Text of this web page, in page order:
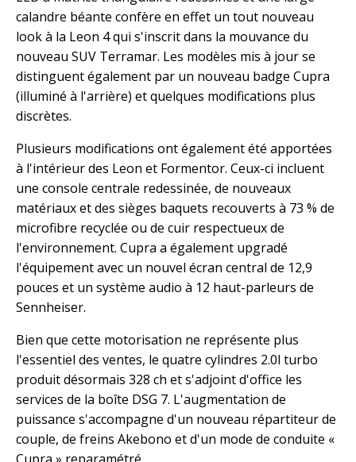
calandre béante confère en effet un tout nouveau
look à la Leon 4 qui s'inscrit dans la mouvance du
nouveau SUV Terramar. Les modèles mis à jour se
distinguent également par un nouveau badge Cupra
(illuminé à l'arrière) et quelques modifications plus
discrètes.
Plusieurs modifications ont également été apportées
à l'intérieur des Leon et Formentor. Ceux-ci incluent
une console centrale redessinée, de nouveaux
matériaux et des sièges baquets recouverts à 73 % de
microfibre recyclée ou de cuir respectueux de
l'environnement. Cupra a également upgradé
l'équipement avec un nouvel écran central de 12,9
pouces et un système audio à 12 haut-parleurs de
Sennheiser.
Bien que cette motorisation ne représente plus
l'essentiel des ventes, le quatre cylindres 2.0l turbo
produit désormais 328 ch et s'adjoint d'office les
services de la boîte DSG 7. L'augmentation de
puissance s'accompagne d'un nouveau répartiteur de
couple, de freins Akebono et d'un mode de conduite «